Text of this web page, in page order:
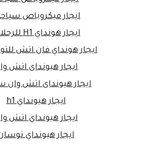
ايجار ميكروباص
ايجار هونداي H1 للرحلات
ايجار هونداي فان اتش
ايجار هيونداى اتش
ايجار هيونداى اتش وان
ايجار هيونداي h1
ايجار هيونداي اتش
ايجار هيونداي